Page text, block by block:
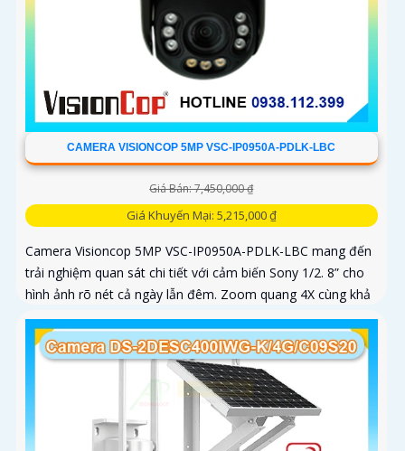
CAMERA VISIONCOP 5MP VSC-IP0950A-PDLK-LBC
Giá Bán: 7,450,000 ₫
Giá Khuyến Mại: 5,215,000 ₫
Camera Visioncop 5MP VSC-IP0950A-PDLK-LBC mang đến
trải nghiệm quan sát chi tiết với cảm biến Sony 1/2. 8” cho
hình ảnh rõ nét cả ngày lẫn đêm. Zoom quang 4X cùng khả
năng xoay...